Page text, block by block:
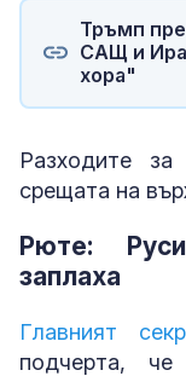
Тръмп
САЩ и
хора"
Разходите
срещата на
Рюте:
заплаха
Главният
подчерта,